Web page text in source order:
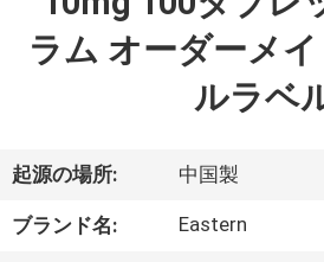
プ
ク
ト
Reserved.ラム オーダーメ
ルラベ
起源の場所: 中国製
ブランド名: Eastern